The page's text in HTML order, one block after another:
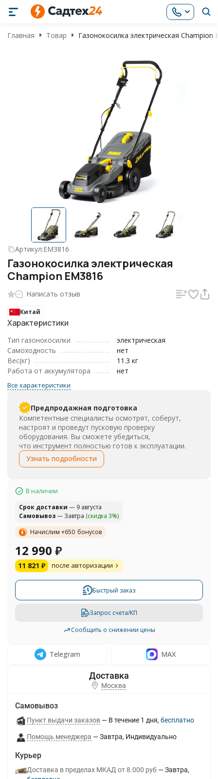
Главная Товар Газонокосилка электрическая Champion
Артикул:EM3816
Газонокосилка электрическая
Champion EM3816
Написать отзыв
Китай
Характеристики
Тип газонокосилки
электрическая
Самоходность
нет
Вес(кг)
11.3 кг
Работа от аккумулятора
нет
Все характеристики
Предпродажная подготовка
Компетентные специалисты осмотрят, соберут,
настроят и проведут пусковую проверку
оборудования. Вы сможете убедиться,
что инструмент полностью готов к эксплуатации.
Узнать подробности
В наличии
Cрок доставки — 9 августа
Самовывоз— Завтра (скидка 3%)
Начислим +650 бонусов
12 990 ₽
11 821 ₽ после авторизации
Быстрый заказ
Запрос счета/КП
Сообщить о снижении цены
Telegram MAX
Москва
Самовывоз
Пункт выдачи заказов В течение 1 дня Бесплатно
Помощь менеджера Завтра Индивидуально
Курьер
Доставка в пределах МКАД от 8.000 руб
Завтра